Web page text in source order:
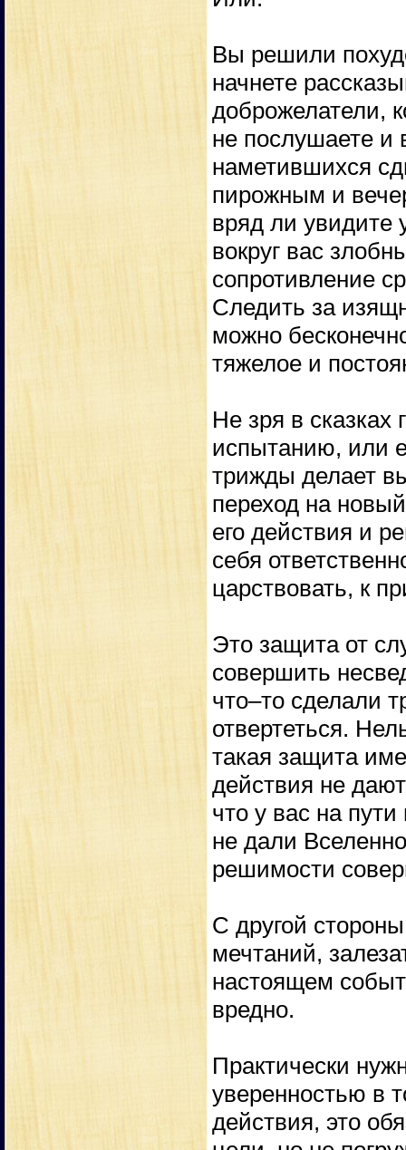
Вы решили
начнете
доброжелатели,
не послушаете и
наметившихся
пирожным и
вряд ли увидите
вокруг вас
сопротивление
Следить за
можно
тяжелое и
Не зря в сказках
испытанию, или
трижды делает
переход на
его действия и
себя
царствовать, к
Это защита от
совершить
что–то сделали
отвертеться.
такая защита
действия не
что у вас на
не дали
решимости
С другой
мечтаний,
настоящем
вредно.
Практически
уверенностью в
действия, это